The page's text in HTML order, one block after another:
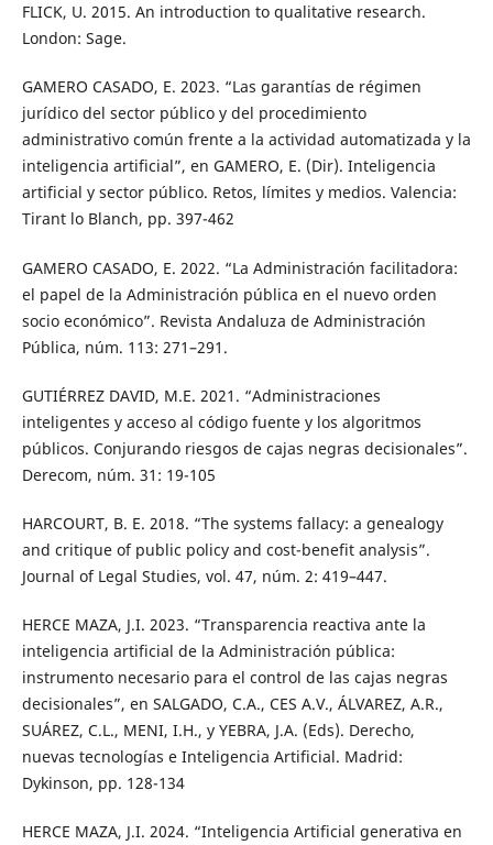
FLICK, U. 2015. An introduction to qualitative research.
London: Sage.
GAMERO CASADO, E. 2023. “Las garantías de régimen
jurídico del sector público y del procedimiento
administrativo común frente a la actividad automatizada y la
inteligencia artificial”, en GAMERO, E. (Dir). Inteligencia
artificial y sector público. Retos, límites y medios. Valencia:
Tirant lo Blanch, pp. 397-462
GAMERO CASADO, E. 2022. “La Administración facilitadora:
el papel de la Administración pública en el nuevo orden
socio económico”. Revista Andaluza de Administración
Pública, núm. 113: 271–291.
GUTIÉRREZ DAVID, M.E. 2021. “Administraciones
inteligentes y acceso al código fuente y los algoritmos
públicos. Conjurando riesgos de cajas negras decisionales”.
Derecom, núm. 31: 19-105
HARCOURT, B. E. 2018. “The systems fallacy: a genealogy
and critique of public policy and cost-benefit analysis”.
Journal of Legal Studies, vol. 47, núm. 2: 419–447.
HERCE MAZA, J.I. 2023. “Transparencia reactiva ante la
inteligencia artificial de la Administración pública:
instrumento necesario para el control de las cajas negras
decisionales”, en SALGADO, C.A., CES A.V., ÁLVAREZ, A.R.,
SUÁREZ, C.L., MENI, I.H., y YEBRA, J.A. (Eds). Derecho,
nuevas tecnologías e Inteligencia Artificial. Madrid:
Dykinson, pp. 128-134
HERCE MAZA, J.I. 2024. “Inteligencia Artificial generativa en